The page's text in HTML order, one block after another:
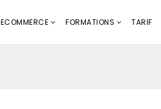
ECOMMERCE FORMATIONS TARIF